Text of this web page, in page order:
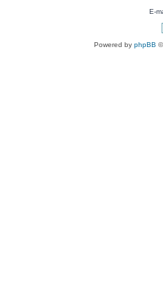
E-
Powered by phpBB